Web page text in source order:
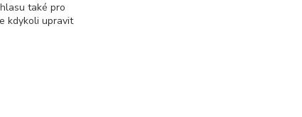
také pro
kdykoli upravit